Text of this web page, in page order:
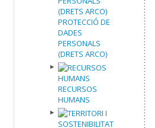
PROTECCIÓ DE
DADES
PERSONALS
(DRETS ARCO)
RECURSOS
HUMANS